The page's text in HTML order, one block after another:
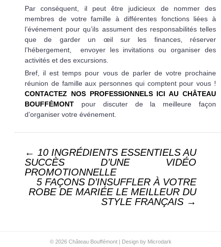
Par conséquent, il peut être judicieux de nommer des
membres de votre famille à différentes fonctions liées à
l’événement pour qu’ils assument des responsabilités telles
que de garder un œil sur les finances, réserver
l’hébergement, envoyer les invitations ou organiser des
activités et des excursions.
Bref, il est temps pour vous de parler de votre prochaine
réunion de famille aux personnes qui comptent pour vous !
CONTACTEZ NOS PROFESSIONNELS ICI AU CHÂTEAU
BOUFFÉMONT pour discuter de la meilleure façon
d’organiser votre événement.
Post navigation
← 10 INGRÉDIENTS ESSENTIELS AU
SUCCÈS D’UNE VIDÉO
PROMOTIONNELLE
5 FAÇONS D’INSUFFLER À VOTRE
ROBE DE MARIÉE LE MEILLEUR DU
STYLE FRANÇAIS →
© 2026 Château Bouffémont | Design by Microdark